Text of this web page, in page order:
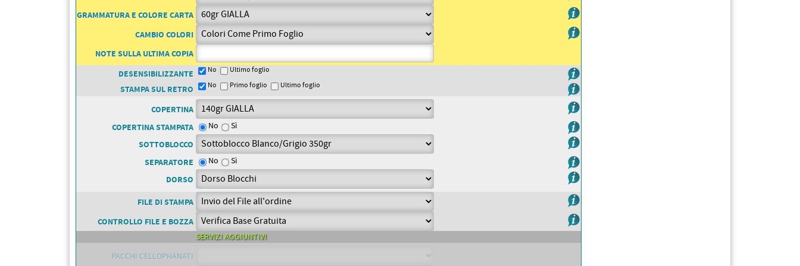
DORSALI TARGHE
PETTORALI CON NOME ATLETA
NUMERI DA GARA MTB
GRAMMATURA E COLORE CARTA
CAMBIO COLORI
NOTE SULLA ULTIMA COPIA
DESENSIBILIZZANTE
No Ultimo foglio
STAMPA SUL RETRO No Primo foglio Ultimo foglio
COPERTINA
COPERTINA STAMPATA
No Sì
SOTTOBLOCCO
SEPARATORE
No Sì
DORSO
FILE DI STAMPA
CONTROLLO FILE E BOZZA
SERVIZI AGGIUNTIVI
PACCHI CELLOPHANATI